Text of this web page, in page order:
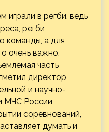
играли в регби, ведь
регби
команды, а для
очень важно,
часть
директор
и научно-
МЧС России
соревнований,
думать и